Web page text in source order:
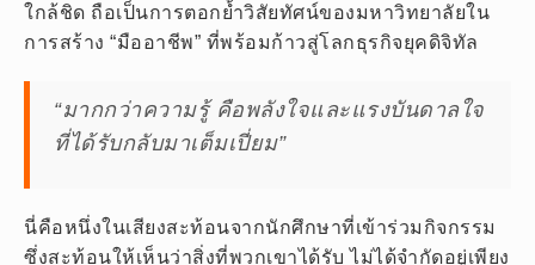
ใกล้ชิด ถือเป็นการตอกย้ำวิสัยทัศน์ของมหาวิทยาลัยใน
การสร้าง “มืออาชีพ” ที่พร้อมก้าวสู่โลกธุรกิจยุคดิจิทัล
“มากกว่าความรู้ คือพลังใจและแรงบันดาลใจ
ที่ได้รับกลับมาเต็มเปี่ยม”
นี่คือหนึ่งในเสียงสะท้อนจากนักศึกษาที่เข้าร่วมกิจกรรม
ซึ่งสะท้อนให้เห็นว่าสิ่งที่พวกเขาได้รับ ไม่ได้จำกัดอยู่เพียง